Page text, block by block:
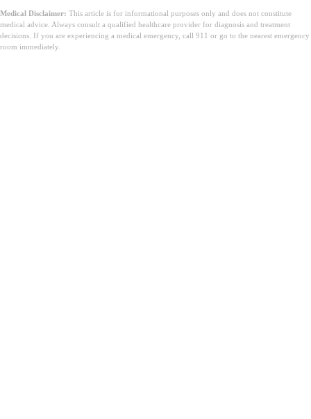
Medical Disclaimer: This article is for informational purposes only and does not constitute
medical advice. Always consult a qualified healthcare provider for diagnosis and treatment
decisions. If you are experiencing a medical emergency, call 911 or go to the nearest emergency
room immediately.